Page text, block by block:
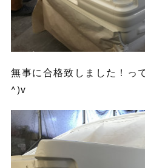
無事に合格致しました！っ
^)v